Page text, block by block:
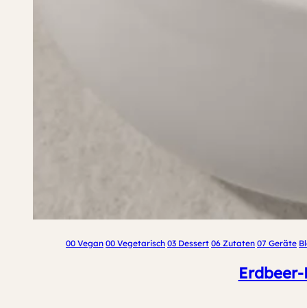
00 Vegan 00 Vegetarisch 03 Dessert 06 Zutaten 07 Geräte